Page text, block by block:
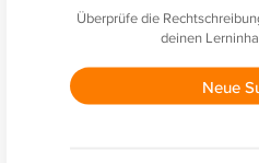
Überprüfe die
deinen
Neue